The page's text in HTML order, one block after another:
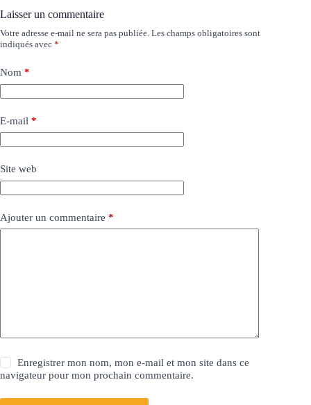
Laisser un commentaire
Votre adresse e-mail ne sera pas publiée. Les champs obligatoires sont
indiqués avec *
Nom *
E-mail *
Site web
Ajouter un commentaire *
Enregistrer mon nom, mon e-mail et mon site dans ce
navigateur pour mon prochain commentaire.